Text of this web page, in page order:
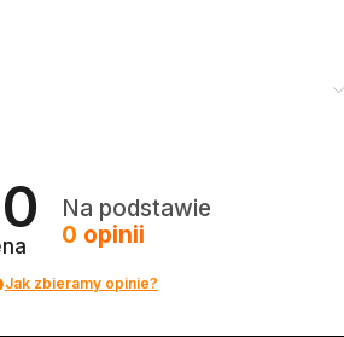
Na podstawie
0 opinii
Jak zbieramy opinie?